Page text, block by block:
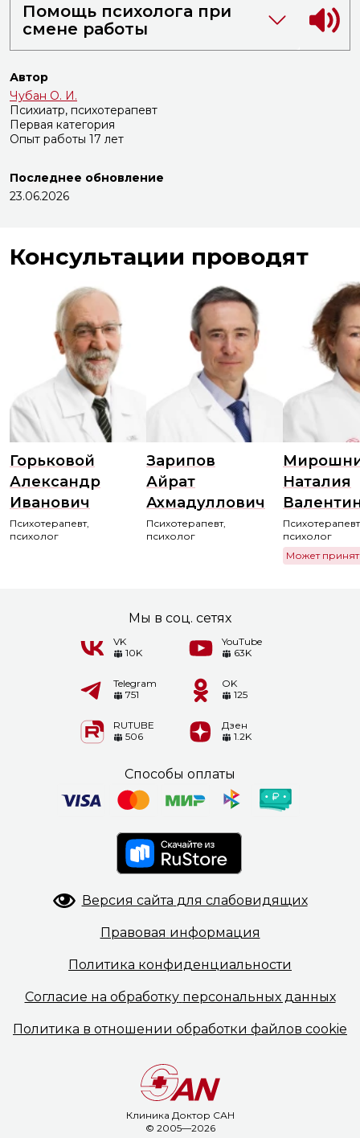
Помощь психолога при
смене работы
Автор
Чубан О. И.
Психиатр, психотерапевт
Первая категория
Опыт работы 17 лет
Последнее обновление
23.06.2026
Консультации проводят
Горьковой
Александр
Иванович
Психотерапевт,
психолог
Зарипов
Айрат
Ахмадуллович
Психотерапевт,
психолог
Наталия
психолог
Может
Клиника Доктор САН
© 2005—2026
Мы в соц. сетях
VK
10K
YouTube
63K
Telegram
751
OK
125
RUTUBE
506
Дзен
1.2K
Способы оплаты
Версия сайта для слабовидящих
Правовая информация
Политика конфиденциальности
Согласие на обработку персональных данных
Политика в отношении обработки файлов cookie